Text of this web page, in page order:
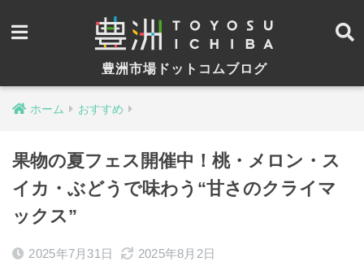
豊洲市場ドットコムブログ
ホーム おすすめ
果物の夏フェス開催中！桃・メロン・ス
イカ・ぶどうで味わう“甘さのクライマ
ックス”
2025年7月31日 2025年8月2日